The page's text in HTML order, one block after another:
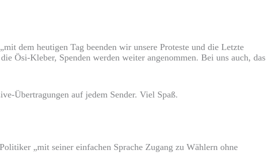
dem heutigen Tag beenden wir unsere Proteste und die Letzte
Ösi-Kleber, Spenden werden weiter angenommen. Bei uns auch, das
Übertragungen auf jedem Sender. Viel Spaß.
„mit seiner einfachen Sprache Zugang zu Wählern ohne